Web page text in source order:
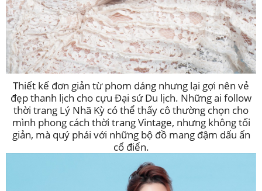
Thiết kế đơn giản từ phom dáng nhưng lại gợi nên vẻ
đẹp thanh lịch cho cựu Đại sứ Du lịch. Những ai follow
thời trang Lý Nhã Kỳ có thể thấy cô thường chọn cho
mình phong cách thời trang Vintage, nhưng không tối
giản, mà quý phái với những bộ đồ mang đậm dấu ấn
cổ điển.